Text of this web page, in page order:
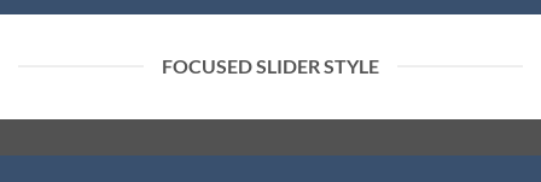
FOCUSED SLIDER STYLE